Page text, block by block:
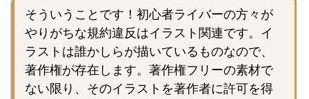
そういうことです！初心者ライバーの方々が
やりがちな規約違反はイラスト関連です。イ
ラストは誰かしらが描いているものなので、
著作権が存在します。著作権フリーの素材で
ない限り、そのイラストを著作者に許可を得